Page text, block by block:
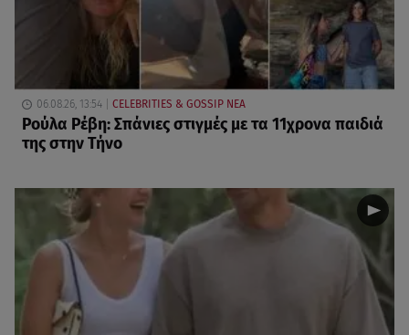
06.08.26, 13:54 CELEBRITIES & GOSSIP ΝΕΑ
Ρούλα Ρέβη: Σπάνιες στιγμές με τα 11χρονα παιδιά
της στην Τήνο